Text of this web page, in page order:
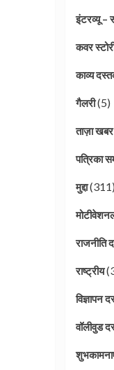
इंटरव्यू –
कवर
काव्य
गैलरी(5)
ताज़ा खबर
पत्रिका
मुद्दा(311)
राजनीति
राष्ट्रीय
विज्ञापन
वॉलीवुड